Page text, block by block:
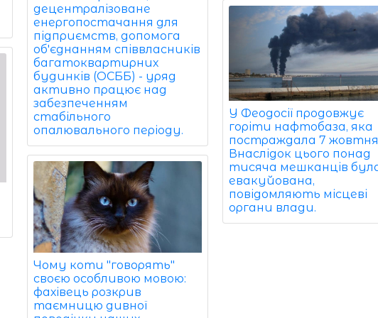
децентралізоване
енергопостачання для
підприємств, допомога
об'єднанням співвласників
багатоквартирних
будинків (ОСББ) - уряд
активно працює над
забезпеченням
стабільного
опалювального періоду.
Чому коти "говорять"
своєю особливою мовою:
фахівець розкрив
таємницю дивної
У Феодосії продовжує
горіти нафтобаза, яка
постраждала 7
Внаслідок цього понад
тисяча мешканців
евакуйована,
повідомляють місцеві
органи влади.